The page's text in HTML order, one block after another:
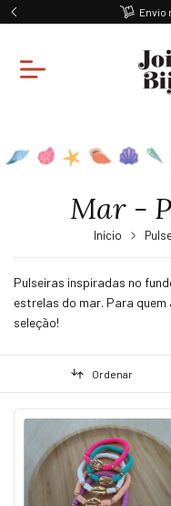
Ganhe
Mar -
Início
Pulseiras inspiradas no
estrelas do mar. Para
seleção!
Ordenar